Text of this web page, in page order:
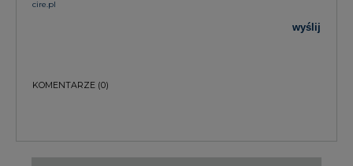
cire.pl
wyślij
KOMENTARZE (0)